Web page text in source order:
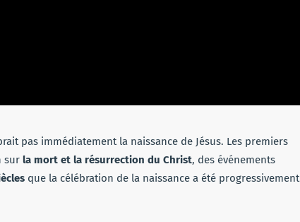
pas immédiatement la naissance de Jésus. Les premiers
sur la mort et la résurrection du Christ, des événements
que la célébration de la naissance a été progressivement